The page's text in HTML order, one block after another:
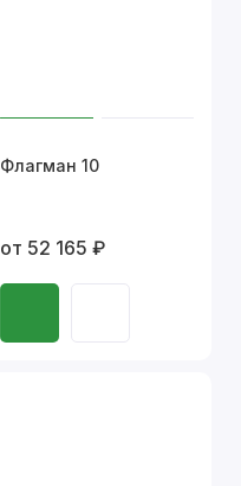
Флагман 10
от 52 165 ₽